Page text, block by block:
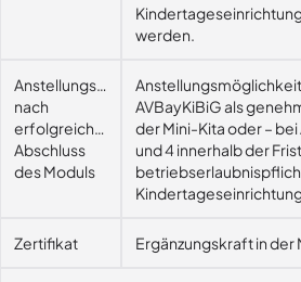
werden.
Anstellungsmöglichkeit
nach
erfolgreichem
Abschluss
des Moduls
Anstellungsmöglichkeit
AVBayKiBiG als
der Mini-Kita oder –
und 4 innerhalb der
Zertifikat Ergänzungskraft in der